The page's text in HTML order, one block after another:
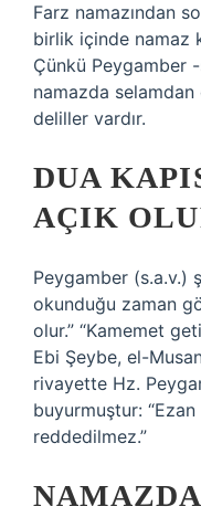
Farz namazından
birlik içinde namaz
Çünkü Peygamber
namazda
deliller vardır.
DUA
AÇIK
Peygamber (s.a.v.)
okunduğu zaman
olur.” “Kamemet
Ebi Şeybe, el-
rivayette Hz.
buyurmuştur:
reddedilmez.”